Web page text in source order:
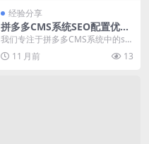
经验分享
拼多多CMS系统SEO配置优化
与性能提升实践
我们专注于拼多多CMS系统中的se
o配置优化与性能提升，通过深入分
析官方文档与社...
11 月前 13